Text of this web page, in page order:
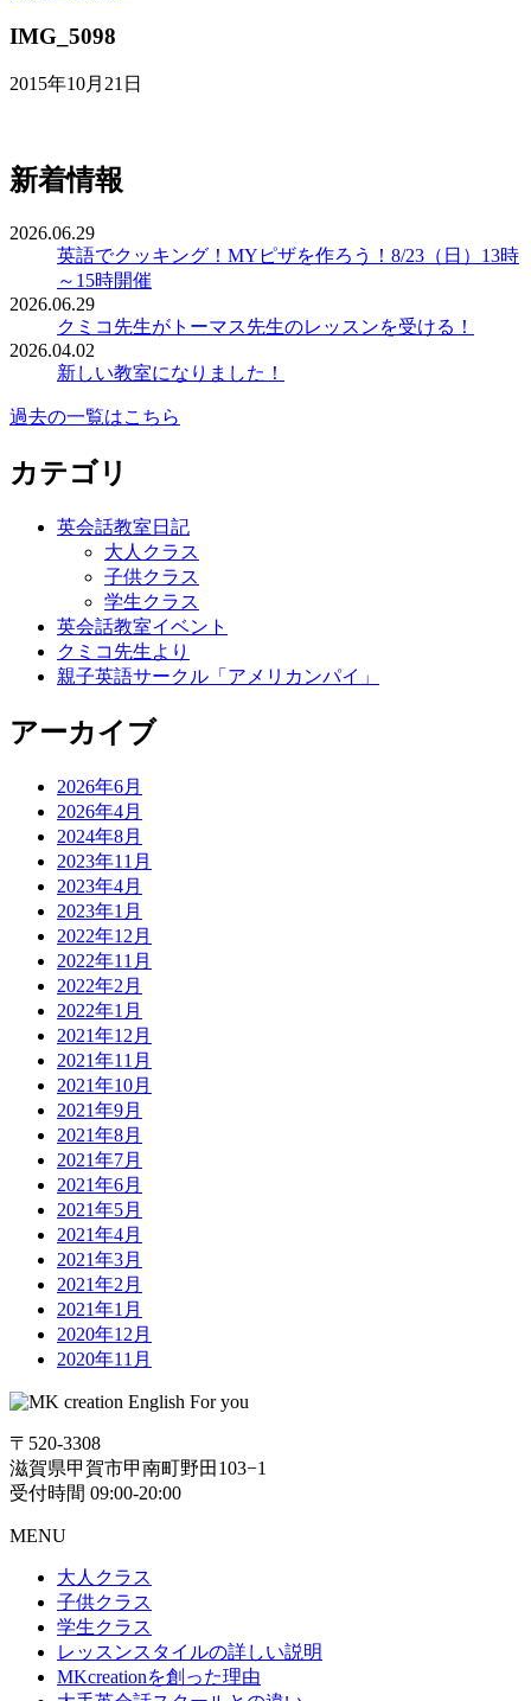
IMG_5098
2015年10月21日
新着情報
2026.06.29
英語でクッキング！MYピザを作ろう！8/23（日）13時
～15時開催
2026.06.29
クミコ先生がトーマス先生のレッスンを受ける！
2026.04.02
新しい教室になりました！
過去の一覧はこちら
カテゴリ
英会話教室日記
大人クラス
子供クラス
学生クラス
英会話教室イベント
クミコ先生より
親子英語サークル「アメリカンパイ」
アーカイブ
2026年6月
2026年4月
2024年8月
2023年11月
2023年4月
2023年1月
2022年12月
2022年11月
2022年2月
2022年1月
2021年12月
2021年11月
2021年10月
2021年9月
2021年8月
2021年7月
2021年6月
2021年5月
2021年4月
2021年3月
2021年2月
2021年1月
2020年12月
2020年11月
〒520-3308
滋賀県甲賀市甲南町野田103−1
受付時間 09:00-20:00
MENU
大人クラス
子供クラス
学生クラス
レッスンスタイルの詳しい説明
MKcreationを創った理由